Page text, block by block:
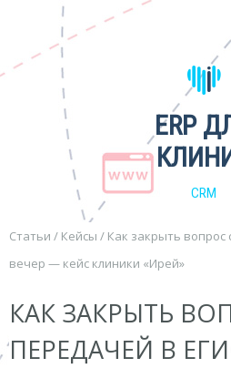
ERP
CRM
Статьи / Кейсы / Как закрыть вопрос
вечер — кейс клиники «Ирей»
КАК ЗАКРЫТЬ
ПЕРЕДАЧЕЙ В